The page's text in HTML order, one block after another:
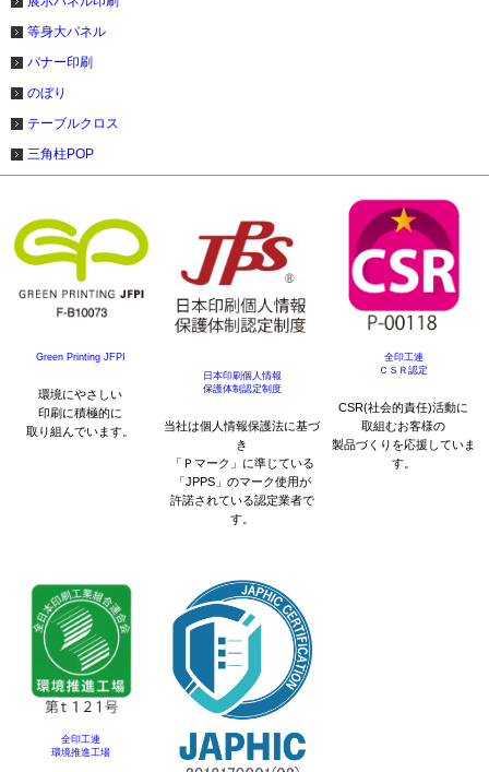
等身大パネル
バナー印刷
のぼり
テーブルクロス
三角柱POP
Green Printing JFPI
環境にやさしい
印刷に積極的に
取り組んでいます。
日本印刷個人情報
保護体制認定制度
当社は個人情報保護法に基づ
き
「Ｐマーク」に準じている
「JPPS」のマーク使用が
許諾されている認定業者で
す。
全印工連
ＣＳＲ認定
CSR(社会的責任)活動に
取組むお客様の
製品づくりを応援していま
す。
全印工連
環境推進工場